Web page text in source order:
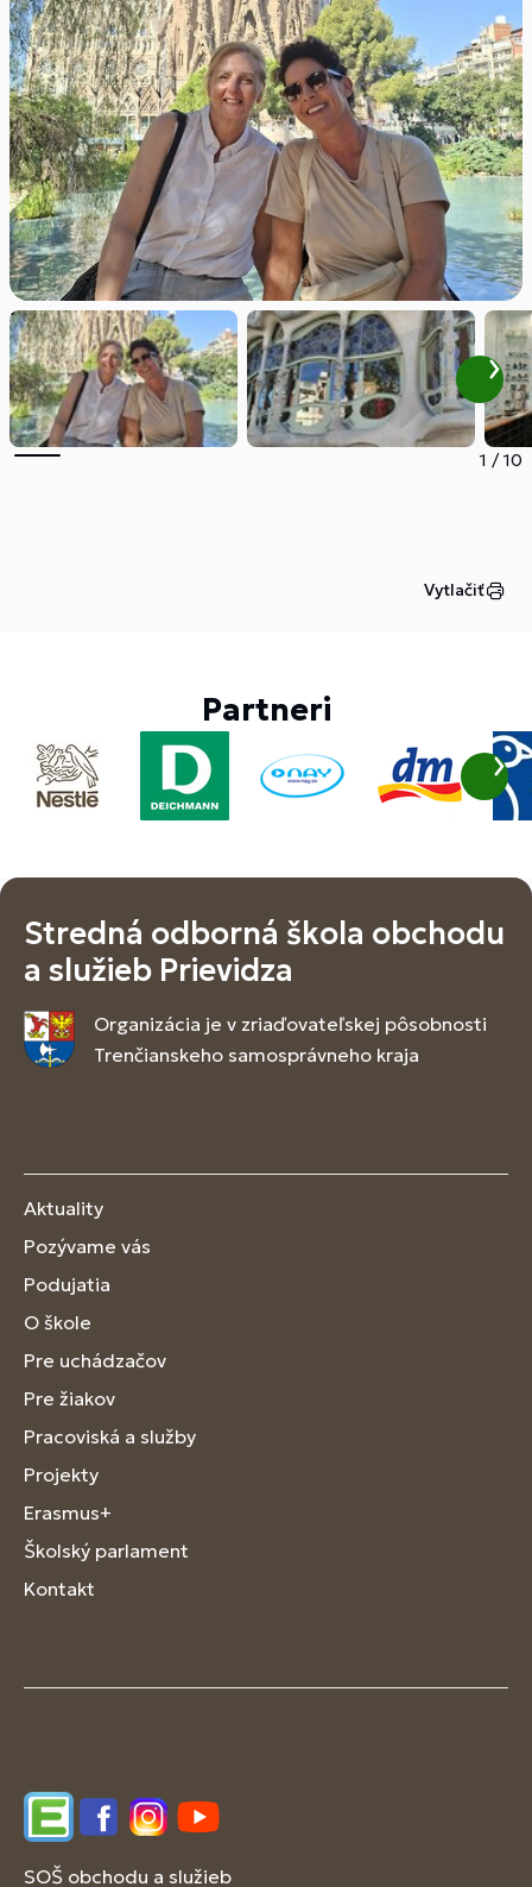
1 /10
Vytlačiť
Partneri
Stredná odborná škola obchodu
a služieb Prievidza
Organizácia je v zriaďovateľskej pôsobnosti
Trenčianskeho samosprávneho kraja
Aktuality
Pozývame vás
Podujatia
O škole
Pre uchádzačov
Pre žiakov
Pracoviská a služby
Projekty
Erasmus+
Školský parlament
Kontakt
EdupageFacebookInstagram
YouTube
SOŠ obchodu a služieb